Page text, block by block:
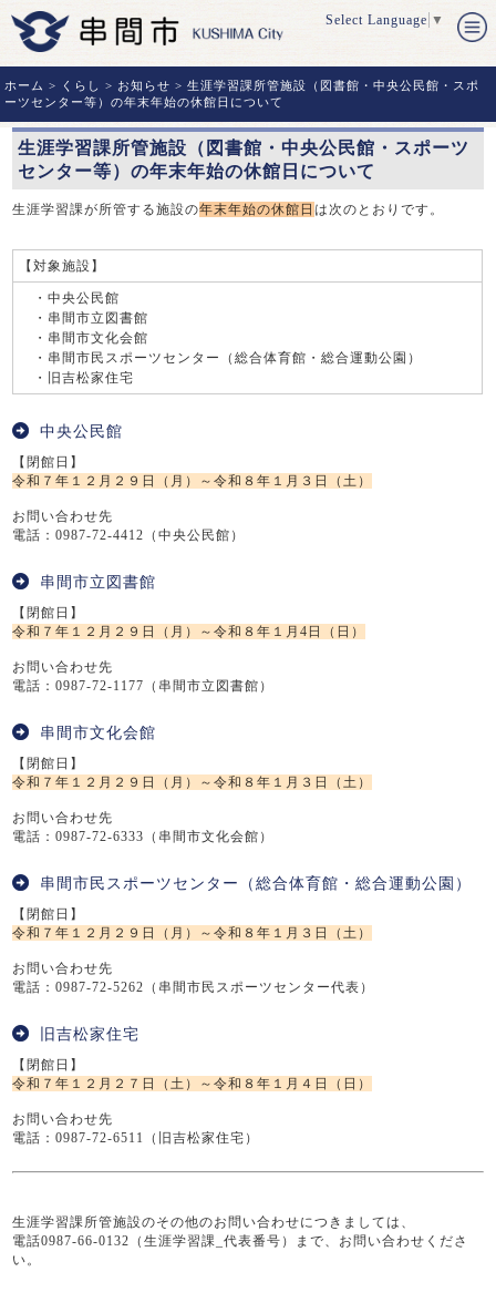
Select Language ▼
ホーム > くらし > お知らせ > 生涯学習課所管施設（図書館・中央公民館・スポ
ーツセンター等）の年末年始の休館日について
生涯学習課所管施設（図書館・中央公民館・スポーツ
センター等）の年末年始の休館日について
生涯学習課が所管する施設の年末年始の休館日は次のとおりです。
【対象施設】
・中央公民館
・串間市立図書館
・串間市文化会館
・串間市民スポーツセンター（総合体育館・総合運動公園）
・旧吉松家住宅
中央公民館
【閉館日】
令和７年１２月２９日（月）～令和８年１月３日（土）
お問い合わせ先
電話：0987-72-4412（中央公民館）
串間市立図書館
【閉館日】
令和７年１２月２９日（月）～令和８年１月4日（日）
お問い合わせ先
電話：0987-72-1177（串間市立図書館）
串間市文化会館
【閉館日】
令和７年１２月２９日（月）～令和８年１月３日（土）
お問い合わせ先
電話：0987-72-6333（串間市文化会館）
串間市民スポーツセンター（総合体育館・総合運動公園）
【閉館日】
令和７年１２月２９日（月）～令和８年１月３日（土）
お問い合わせ先
電話：0987-72-5262（串間市民スポーツセンター代表）
旧吉松家住宅
【閉館日】
令和７年１２月２７日（土）～令和８年１月４日（日）
お問い合わせ先
電話：0987-72-6511（旧吉松家住宅）
生涯学習課所管施設のその他のお問い合わせにつきましては、
電話0987-66-0132（生涯学習課_代表番号）まで、お問い合わせくださ
い。